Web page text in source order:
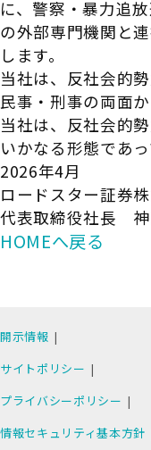
に、警察・暴力追
の外部専門機関と
します。
当社は、反社会的
民事・刑事の両面
当社は、反社会的
いかなる形態であ
2026年4月
ロードスター証券
代表取締役社長 神
HOMEへ戻る
開示情報
サイトポリシー
プライバシーポリシー
情報セキュリティ基本方針